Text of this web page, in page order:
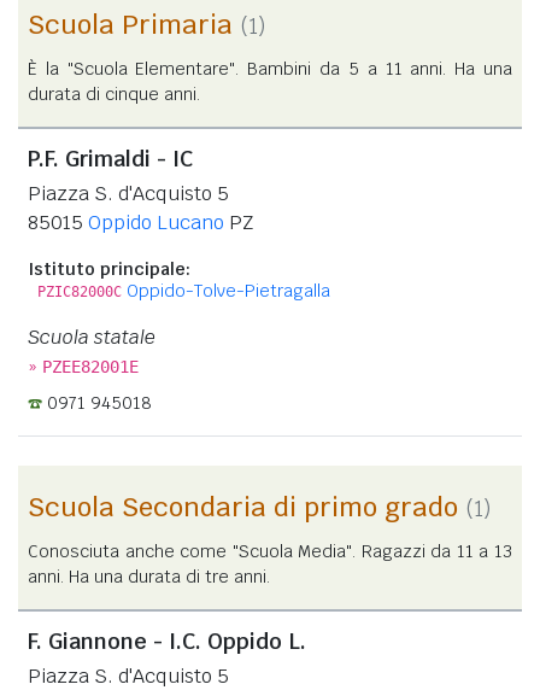
Scuola Primaria (1)
È la "Scuola Elementare". Bambini da 5 a 11 anni. Ha una
durata di cinque anni.
P.F. Grimaldi - IC
Piazza S. d'Acquisto 5
85015 Oppido Lucano PZ
Istituto principale:
PZIC82000C Oppido-Tolve-Pietragalla
Scuola statale
» PZEE82001E
0971 945018
Scuola Secondaria di primo grado (1)
Conosciuta anche come "Scuola Media". Ragazzi da 11 a 13
anni. Ha una durata di tre anni.
F. Giannone - I.C. Oppido L.
Piazza S. d'Acquisto 5